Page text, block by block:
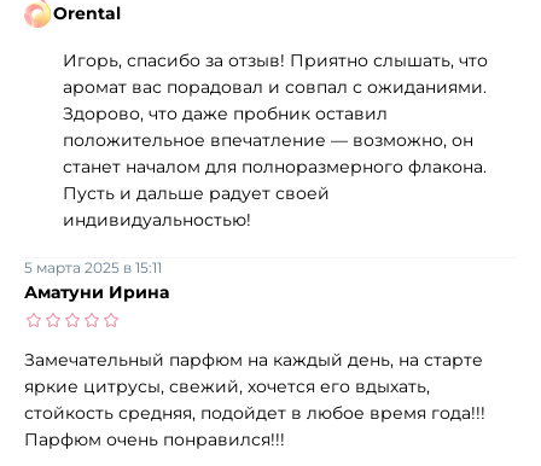
Orental
Игорь, спасибо за отзыв! Приятно слышать, что
аромат вас порадовал и совпал с ожиданиями.
Здорово, что даже пробник оставил
положительное впечатление — возможно, он
станет началом для полноразмерного флакона.
Пусть и дальше радует своей
индивидуальностью!
Аматуни Ирина
5 марта 2025 в 15:11
Замечательный парфюм на каждый день, на старте
яркие цитрусы, свежий, хочется его вдыхать,
стойкость средняя, подойдет в любое время года!!!
Парфюм очень понравился!!!